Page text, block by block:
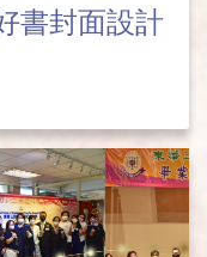
書封面設計